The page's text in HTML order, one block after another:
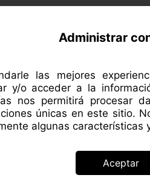
Administrar
las mejores
y/o acceder a la
nos permitirá procesar
únicas en este sitio.
algunas características
Aceptar
ACERCA DE MANZANAROJA
para